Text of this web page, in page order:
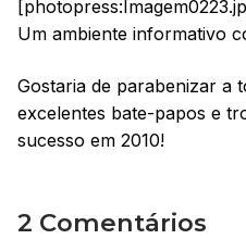
Um ambiente informativo
Gostaria de parabenizar a
excelentes bate-papos e
sucesso em 2010!
2 Comentários